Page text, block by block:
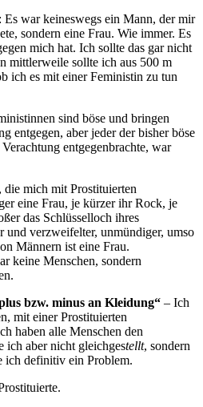
war keineswegs ein Mann, der mir
sondern eine Frau. Wie immer. Es
mich hat. Ich sollte das gar nicht
mittlerweile sollte ich aus 500 m
ich es mit einer Feministin zu tun
sind böse und bringen
entgegen, aber jeder der bisher böse
entgegenbrachte, war
die mich mit Prostituierten
eine Frau, je kürzer ihr Rock, je
das Schlüsselloch ihres
und verzweifelter, unmündiger, umso
Männern ist eine Frau.
keine Menschen, sondern
bzw. minus an Kleidung“ – Ich
mit einer Prostituierten
haben alle Menschen den
ich aber nicht gleichgestellt, sondern
ich definitiv ein Problem.